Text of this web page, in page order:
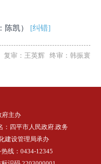
陈凯） [纠错]
复审：王英辉 终审：韩振寰
府主办
四平市人民政府.政务
建设管理局承办
线：0434-12345